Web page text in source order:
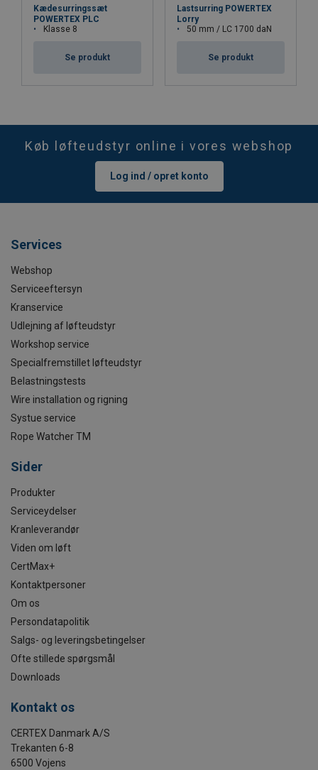
Kædesurringssæt
POWERTEX PLC
Klasse 8
Se produkt
Lastsurring POWERTEX
Lorry
50 mm / LC 1700 daN
Se produkt
Køb løfteudstyr online i vores webshop
Log ind / opret konto
Services
Webshop
Serviceeftersyn
Kranservice
Udlejning af løfteudstyr
Workshop service
Specialfremstillet løfteudstyr
Belastningstests
Wire installation og rigning
Systue service
Rope Watcher TM
Sider
Produkter
Serviceydelser
Kranleverandør
Viden om løft
CertMax+
Kontaktpersoner
Om os
Persondatapolitik
Salgs- og leveringsbetingelser
Ofte stillede spørgsmål
Downloads
Kontakt os
CERTEX Danmark A/S
Trekanten 6-8
6500 Vojens